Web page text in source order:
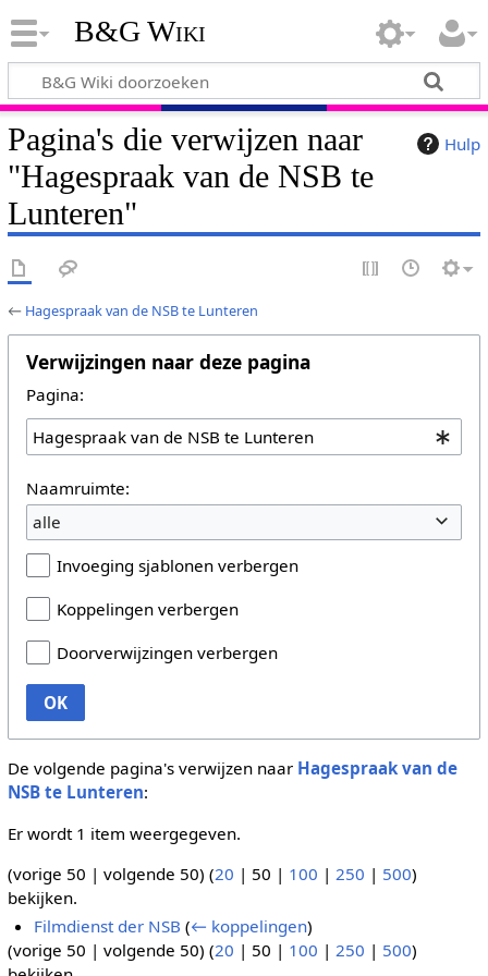
B&G Wiki
Hulp
Pagina's die verwijzen naar
"Hagespraak van de NSB te
Lunteren"
← Hagespraak van de NSB te Lunteren
Verwijzingen naar deze pagina
Pagina:
Naamruimte:
alle
Invoeging sjablonen verbergen
Koppelingen verbergen
Doorverwijzingen verbergen
OK
De volgende pagina's verwijzen naar Hagespraak van de
NSB te Lunteren:
Er wordt 1 item weergegeven.
(vorige 50 | volgende 50) (20 | 50 | 100 | 250 | 500)
bekijken.
Filmdienst der NSB (← koppelingen)
(vorige 50 | volgende 50) (20 | 50 | 100 | 250 | 500)